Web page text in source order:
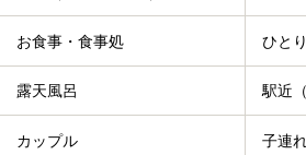
お食事・食事処 ひと
露天風呂 駅近
カップル 子連